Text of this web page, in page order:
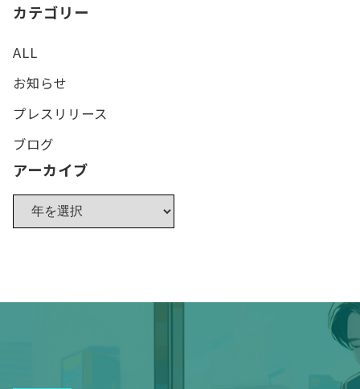
カテゴリー
ALL
お知らせ
プレスリリース
ブログ
アーカイブ